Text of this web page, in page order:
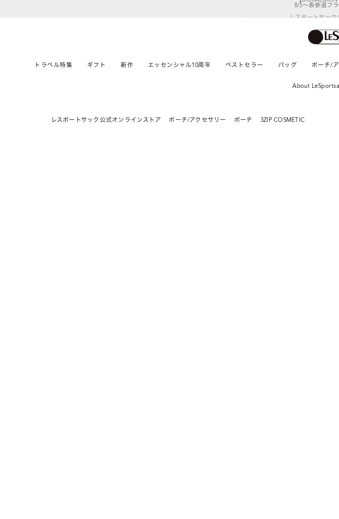
トラベル特集 ギフト 新作 エッセンシャル10周年 ベストセラー バッグ ポーチ/
About
レスポートサック公式オンラインストア ポーチ/アクセサリー ポーチ 3ZIP COSMETIC